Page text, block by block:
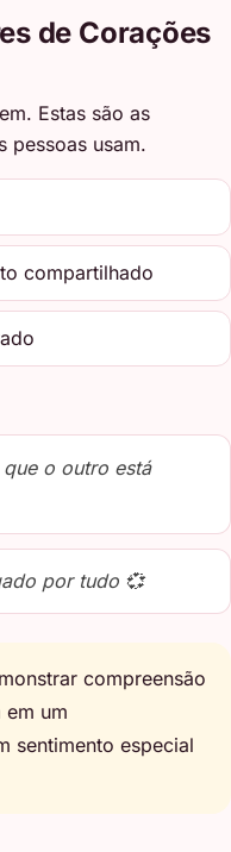
de Corações
Estas são as
pessoas usam.
compartilhado
o outro está
por tudo 💞
compreensão
um
sentimento especial